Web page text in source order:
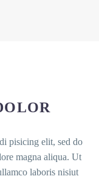
pisicing elit, sed do
magna aliqua. Ut
laboris nisiut